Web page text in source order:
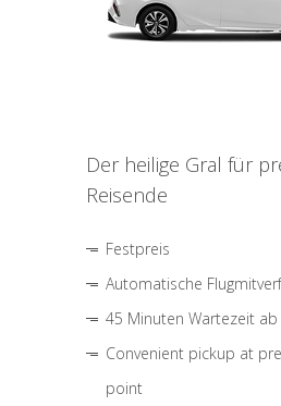
Der heilige Gral für
Reisende
Festpreis
Automatische
45 Minuten Wartezeit
Convenient pickup at
point